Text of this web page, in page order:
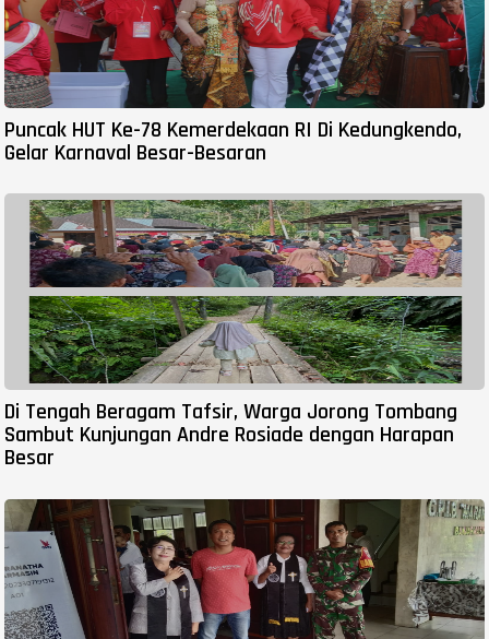
Puncak HUT Ke-78 Kemerdekaan RI Di Kedungkendo,
Gelar Karnaval Besar-Besaran
Di Tengah Beragam Tafsir, Warga Jorong Tombang
Sambut Kunjungan Andre Rosiade dengan Harapan
Besar